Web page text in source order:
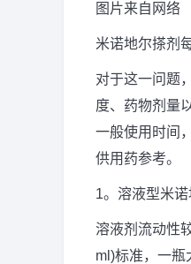
图片来自网络
米诺地尔搽剂
对于这一问题
度、药物剂量
一般使用时间
供用药参考。
1。溶液型米诺
溶液剂流动性
ml)标准，一瓶